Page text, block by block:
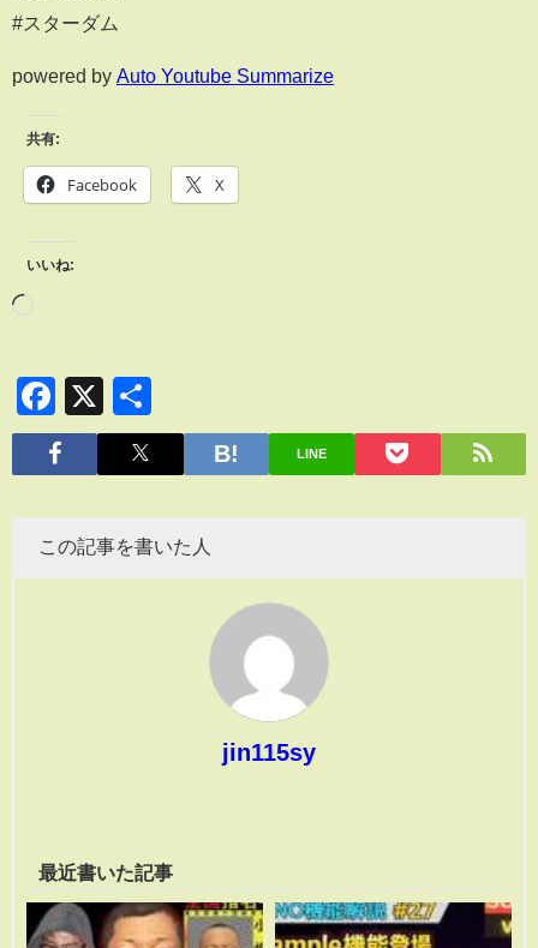
#スターダム
powered by Auto Youtube Summarize
共有:
Facebook X
いいね:
Facebook
X
有
LINE
この記事を書いた人
jin115sy
最近書いた記事